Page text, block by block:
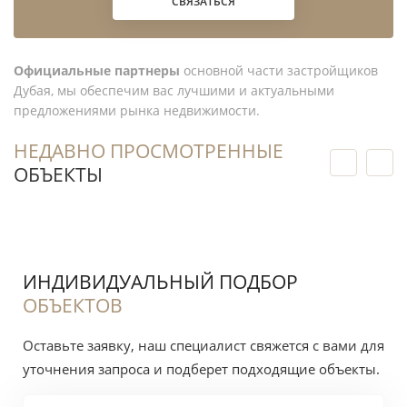
перепродажи важнее ликвидные
характеристики, чем дорогая индивидуальная
отделка.
Мы бы не строили расчёт на быстрой
Покупка готового объекта требует входа по
обоснованной цене предложения и горизонта,
вопросов к экономике сделки, но решение нужно
принимать после проверки конкретной
Риски покупки: цена, состояние
Официальные партнеры основной части застройщиков
Дубая, мы обеспечим вас лучшими и актуальными
предложениями рынка недвижимости.
НЕДАВНО ПРОСМОТРЕННЫЕ
ОБЪЕКТЫ
ИНДИВИДУАЛЬНЫЙ ПОДБОР
ОБЪЕКТОВ
Оставьте заявку, наш специалист свяжется с вами для
уточнения запроса и подберет подходящие объекты.